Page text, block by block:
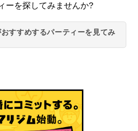
ーを探してみませんか?
すすめするパーティーを見てみ